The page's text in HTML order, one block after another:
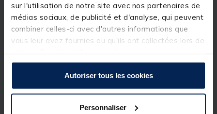
sur l'utilisation de notre site avec nos partenaires de
médias sociaux, de publicité et d'analyse, qui peuvent
combiner celles-ci avec d'autres informations que
vous leur avez fournies ou qu'ils ont collectées lors de
Autoriser tous les cookies
Personnaliser
Moteur Electrique Frazer 40 LBS
[object Object] out of 5 Customer Rating
(11)